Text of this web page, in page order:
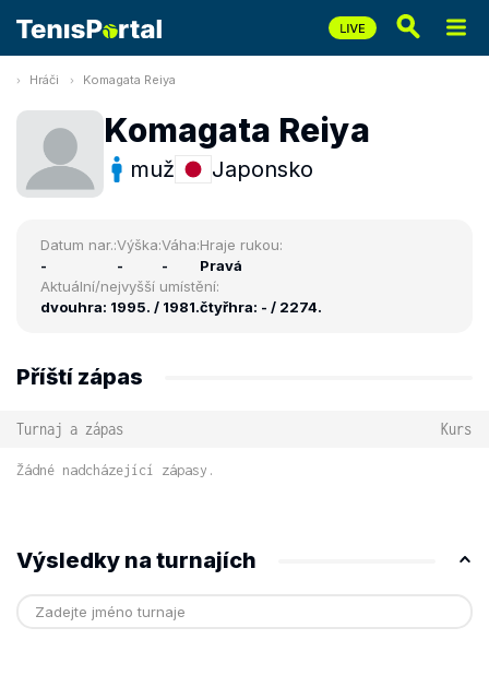
Hráči Komagata Reiya
Komagata Reiya
muž Japonsko
Datum nar.:
-
Výška:
-
Váha:
-
Hraje rukou:
Pravá
Aktuální/nejvyšší umístění:
dvouhra: 1995. / 1981.čtyřhra: - / 2274.
Příští zápas
Turnaj a zápas Kurs
Žádné nadcházející zápasy.
Výsledky na turnajích